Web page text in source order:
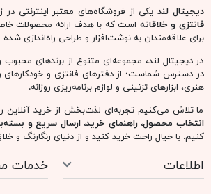
دیجیتال لند یکی از فروشگاه‌های معتبر اینترنتی
فانتزی و خلاقانه است که با هدف ارائه محصولات
برای علاقه‌مندان به نوشت‌افزار و طراحی راه‌اندازی
در دیجیتال لند، مجموعه‌ای متنوع از برندهای
در دسترس شماست؛ از دفترهای فانتزی و خودکارهای
هنری، ابزارهای تزئینی و لوازم برنامه‌ریزی روزانه.
ما تلاش می‌کنیم تجربه‌ای لذت‌بخش از خرید آنلاین
انتخاب محصول، راهنمای خرید، ارسال سریع و
کنیم. با خیال راحت خرید کنید و از دنیای رنگارنگ و
اطلاعات خدمات